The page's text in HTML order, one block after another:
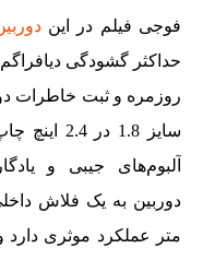
فوجی فیلم در این
روزمره و ثبت خاطرات
سایز 1.8
آلبوم‌های جیبی و
متر عملکرد موثری دارد